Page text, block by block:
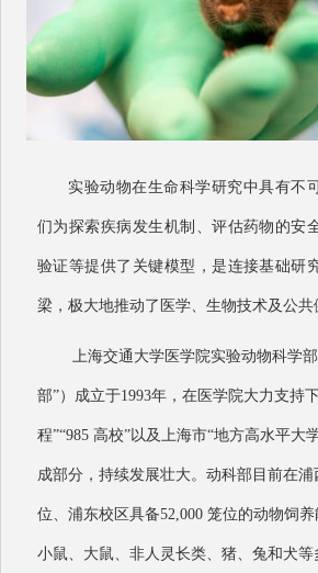
实验动物在⽣命科学研究中具有不
们为探索疾病发⽣机制、评估药物的安
验证等提供了关键模型，是连接基础研
梁，极⼤地推动了医学、⽣物技术及公共
上海交通⼤学医学院实验动物科学
部”）成⽴于1993年，在医学院⼤⼒⽀持
程”“985 ⾼校”以及上海市“地⽅⾼⽔平⼤
成部分，持续发展壮⼤。动科部⽬前在浦
位、浦东校区具备52,000 笼位的动物饲
⼩⿏、⼤⿏、⾮⼈灵⻓类、猪、兔和⽝